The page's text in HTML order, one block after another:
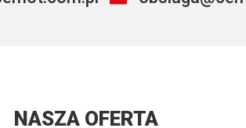
NASZA OFERTA